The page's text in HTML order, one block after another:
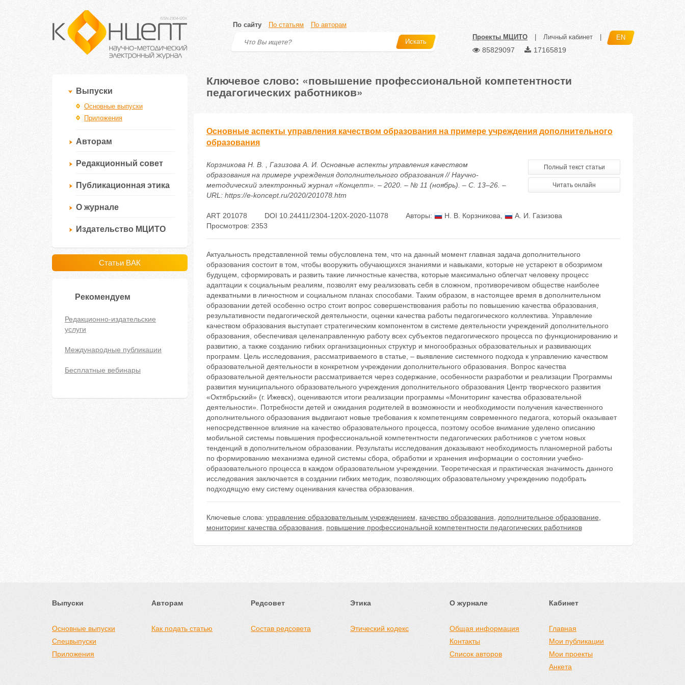
По сайту По статьям По авторам
Искать
Проекты МЦИТО Личный кабинет EN
85829097 17165819
Выпуски
Основные выпуски
Приложения
Авторам
Редакционный совет
Публикационная этика
О журнале
Издательство МЦИТО
Статьи ВАК
Рекомендуем
Редакционно-издательские
услуги
Международные публикации
Бесплатные вебинары
Ключевое слово: «повышение профессиональной компетентности
педагогических работников»
Основные аспекты управления качеством образования на примере учреждения дополнительного
образования
Корзникова Н. В. , Газизова А. И. Основные аспекты управления качеством
образования на примере учреждения дополнительного образования // Научно-
методический электронный журнал «Концепт». – 2020. – № 11 (ноябрь). – С. 13–26. –
URL: https://e-koncept.ru/2020/201078.htm
Полный текст статьи
Читать онлайн
ART 201078 DOI 10.24411/2304-120X-2020-11078 Авторы: Н. В. Корзникова
А. И. Газизова
Просмотров: 2353
Актуальность представленной темы обусловлена тем, что на данный момент главная задача дополнительного
образования состоит в том, чтобы вооружить обучающихся знаниями и навыками, которые не устареют в обозримом
будущем, сформировать и развить такие личностные качества, которые максимально облегчат человеку процесс
адаптации к социальным реалиям, позволят ему реализовать себя в сложном, противоречивом обществе наиболее
адекватными в личностном и социальном планах способами. Таким образом, в настоящее время в дополнительном
образовании детей особенно остро стоит вопрос совершенствования работы по повышению качества образования,
результативности педагогической деятельности, оценки качества работы педагогического коллектива. Управление
качеством образования выступает стратегическим компонентом в системе деятельности учреждений дополнительного
образования, обеспечивая целенаправленную работу всех субъектов педагогического процесса по функционированию и
развитию, а также созданию гибких организационных структур и многообразных образовательных и развивающих
программ. Цель исследования, рассматриваемого в статье, – выявление системного подхода к управлению качеством
образовательной деятельности в конкретном учреждении дополнительного образования. Вопрос качества
образовательной деятельности рассматривается через содержание, особенности разработки и реализации Программы
развития муниципального образовательного учреждения дополнительного образования Центр творческого развития
«Октябрьский» (г. Ижевск), оцениваются итоги реализации программы «Мониторинг качества образовательной
деятельности». Потребности детей и ожидания родителей в возможности и необходимости получения качественного
дополнительного образования выдвигают новые требования к компетенциям современного педагога, который оказывает
непосредственное влияние на качество образовательного процесса, поэтому особое внимание уделено описанию
мобильной системы повышения профессиональной компетентности педагогических работников с учетом новых
тенденций в дополнительном образовании. Результаты исследования доказывают необходимость планомерной работы
по формированию механизма единой системы сбора, обработки и хранения информации о состоянии учебно-
образовательного процесса в каждом образовательном учреждении. Теоретическая и практическая значимость данного
исследования заключается в создании гибких методик, позволяющих образовательному учреждению подобрать
подходящую ему систему оценивания качества образования.
Ключевые слова: управление образовательным учреждением качество образования дополнительное образование
мониторинг качества образования
повышение профессиональной компетентности педагогических работников
Выпуски
Основные выпуски
Спецвыпуски
Приложения
Авторам
Как подать статью
Редсовет
Состав редсовета
Этика
Этический кодекс
О журнале
Общая информация
Контакты
Список авторов
Кабинет
Главная
Мои публикации
Мои проекты
Анкета